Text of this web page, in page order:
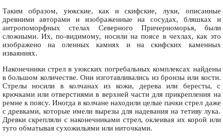
Таким образом, уюкские, как и скифские, луки, описанные
древними авторами и изображенные на сосудах, бляшках и
антропоморфных стелах Северного Причерноморья, были
сложными. Их, по-видимому, носили на поясе в чехлах, как это
изображено на оленных камнях и на скифских каменных
изваяниях.
Наконечники стрел в уюкских погребальных комплексах найдены
в большом количестве. Они изготавливались из бронзы или кости.
Стрелы носили в колчанах из кожи, дерева или бересты, с
крючками или отверстиями в верхней части для прикрепления на
ремне к поясу. Иногда в колчане находили целые пачки стрел даже
с древками, которые имели вырезы для надевания на тетиву лука.
Древки скрепляли с наконечниками стрел, оклеивая их корой или
туго обматывая сухожильями или ниточками.